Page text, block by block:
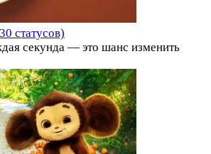
статусов)
секунда — это шанс изменить